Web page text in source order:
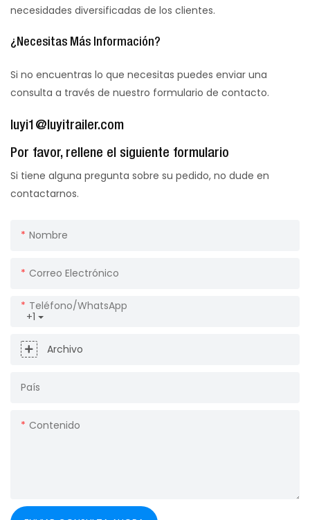
necesidades diversificadas de los clientes.
¿Necesitas Más Información?
Si no encuentras lo que necesitas puedes enviar una
consulta a través de nuestro formulario de contacto.
luyi1@luyitrailer.com
Por favor, rellene el siguiente formulario
Si tiene alguna pregunta sobre su pedido, no dude en
contactarnos.
Nombre
Correo Electrónico
+1
Teléfono/WhatsApp
Archivo
País
Contenido